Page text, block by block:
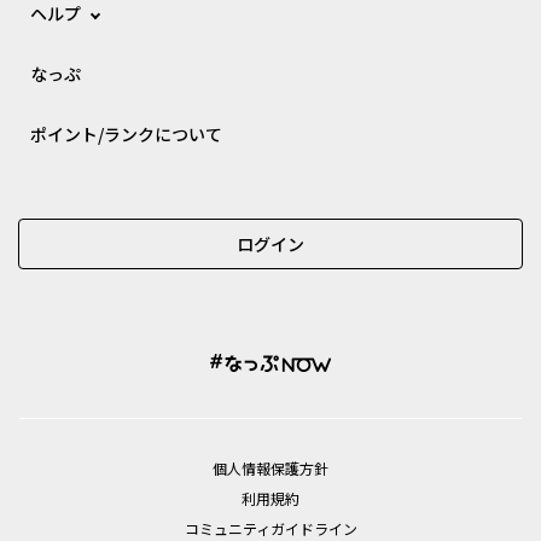
ヘルプ
なっぷ
ポイント/ランクについて
ログイン
個⼈情報保護⽅針
利用規約
コミュニティガイドライン